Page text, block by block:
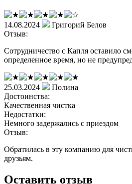
14.08.2024
Григорий Белов
Отзыв:
Сотрудничество с Капля оставило
определенное время, но не
25.03.2024
Полина
Достоинства:
Качественная чистка
Недостатки:
Немного задержались с приездом
Отзыв:
Обратилась в эту компанию для
друзьям.
Оставить отзыв